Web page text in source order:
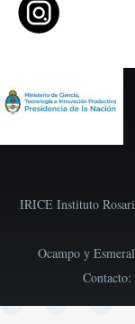
IRICE Instituto
Ocampo y